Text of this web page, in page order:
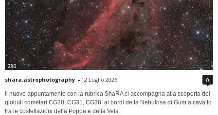
280
shara.astrophotography - 12 Luglio 2026 0
Il nuovo appuntamento con la rubrica ShaRA ci accompagna alla scoperta dei
globuli cometari CG30, CG31, CG38, ai bordi della Nebulosa di Gum a cavallo
tra le costellazioni della Poppa e della Vela